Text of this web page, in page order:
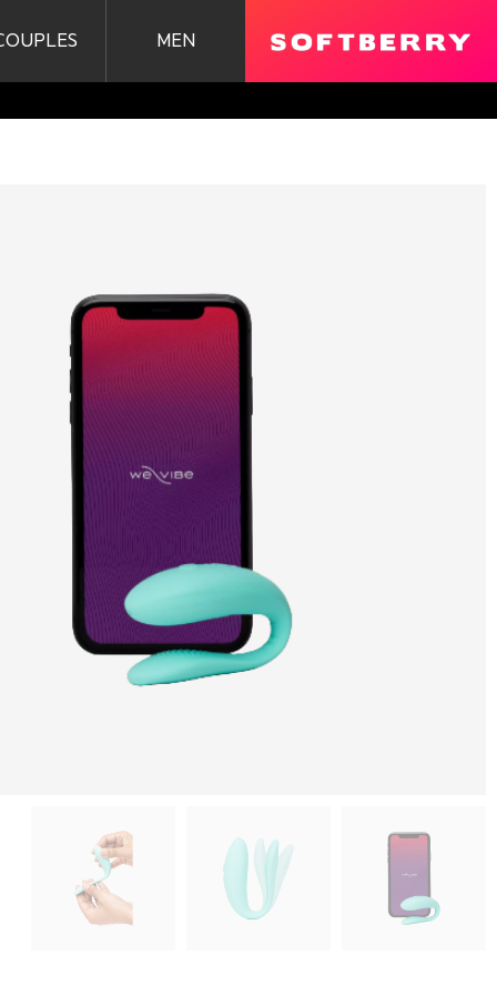
MEN